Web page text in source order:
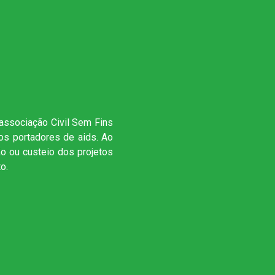
Civil Sem Fins
portadores de aids. Ao
ou custeio dos projetos